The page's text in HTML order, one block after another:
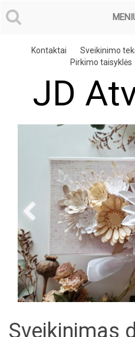
JD
Kontaktai Sveikinimo
Pirkimo taisyklės
Sveikinimas